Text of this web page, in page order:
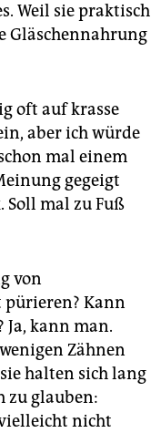
Weil sie praktisch
Gläschennahrung
oft auf krasse
aber ich würde
mal einem
gegeigt
Soll mal zu Fuß
von
pürieren? Kann
Ja, kann man.
Zähnen
halten sich lang
zu glauben:
nicht